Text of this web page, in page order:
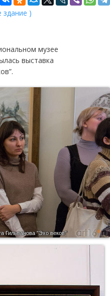
)
музее
выставка
Гильванова "Эхо веков"